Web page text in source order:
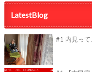
LatestBlog
#1 内見って